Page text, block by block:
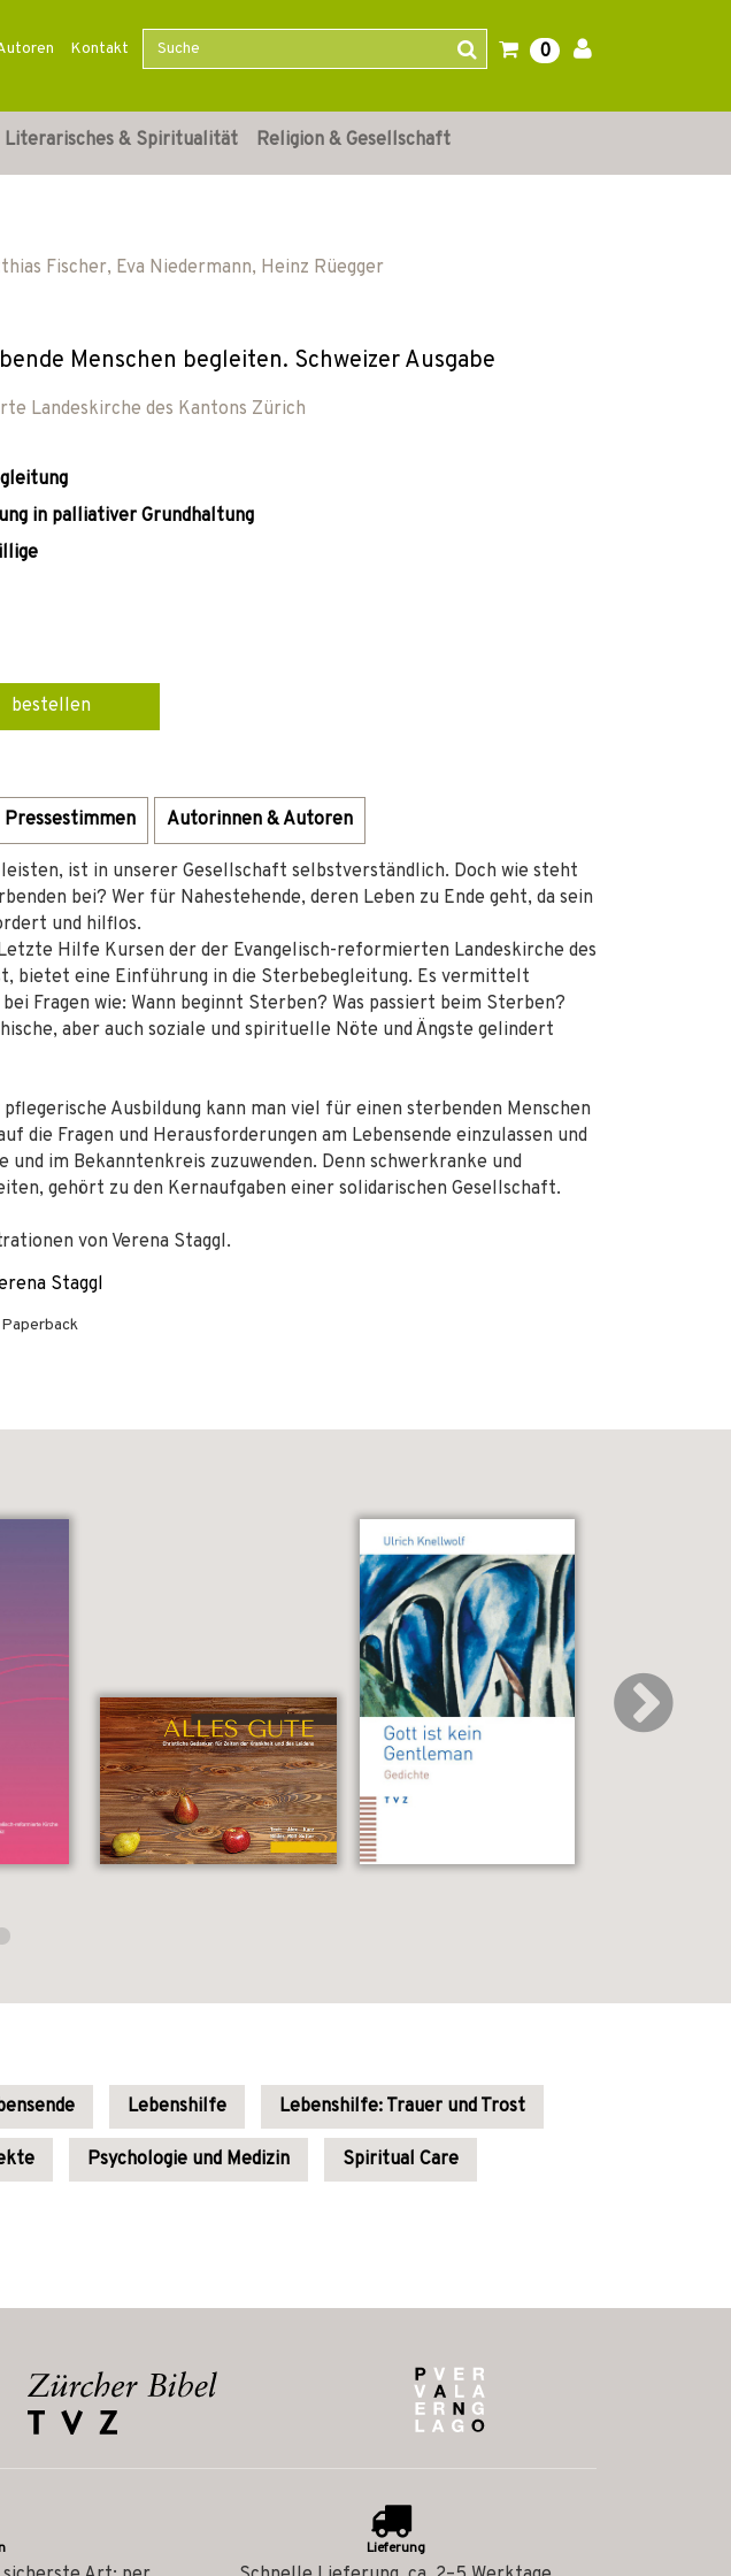
Kontakt 0
Literarisches & Spiritualität Religion & Gesellschaft
Fischer, Eva Niedermann, Heinz Rüegger
Menschen begleiten. Schweizer Ausgabe
Landeskirche des Kantons Zürich
in palliativer Grundhaltung
bestellen
Pressestimmen Autorinnen & Autoren
ist in unserer Gesellschaft selbstverständlich. Doch wie steht
bei? Wer für Nahestehende, deren Leben zu Ende geht, da sein
und hilflos.
Letzte Hilfe Kursen der der Evangelisch-reformierten Landeskirche des
bietet eine Einführung in die Sterbebegleitung. Es vermittelt
Fragen wie: Wann beginnt Sterben? Was passiert beim Sterben?
aber auch soziale und spirituelle Nöte und Ängste gelindert
Ausbildung kann man viel für einen sterbenden Menschen
die Fragen und Herausforderungen am Lebensende einzulassen und
und im Bekanntenkreis zuzuwenden. Denn schwerkranke und
gehört zu den Kernaufgaben einer solidarischen Gesellschaft.
von Verena Staggl.
Staggl
Paperback
Lebenshilfe Lebenshilfe: Trauer und Trost
Psychologie und Medizin Spiritual Care
Lieferung